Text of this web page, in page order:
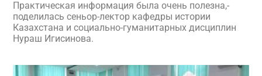
Практическая информация была очень полезна,-
поделилась сеньор-лектор кафедры истории
Казахстана и социально-гуманитарных дисциплин
Нураш Игисинова.